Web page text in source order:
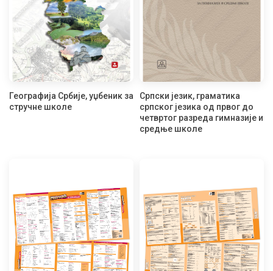
Географија Србије, уџбеник за
стручне школе
Српски језик, граматика
српског језика од првог до
четвртог разреда гимназије и
средње школе